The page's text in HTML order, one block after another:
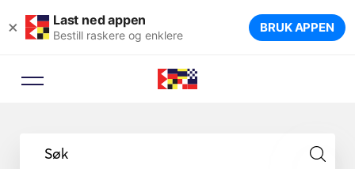
× Last ned appen
Bestill raskere og enklere BRUK APPEN
Søk